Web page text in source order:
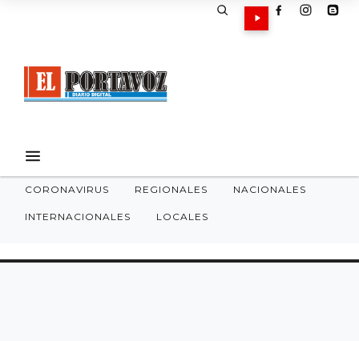
CORONAVIRUS REGIONALES NACIONALES
INTERNACIONALES LOCALES